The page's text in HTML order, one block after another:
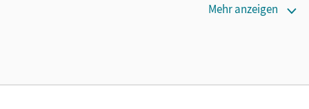
Mehr anzeigen